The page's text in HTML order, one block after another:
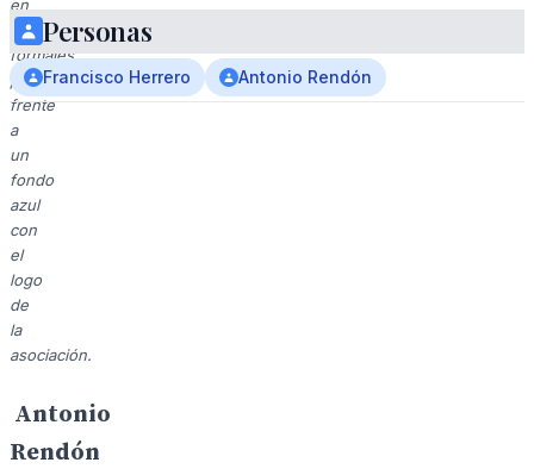
en
trajes
formales
posan
frente
a
un
fondo
azul
con
el
logo
de
la
asociación.
Antonio
Rendón
Personas
Francisco Herrero Antonio Rendón